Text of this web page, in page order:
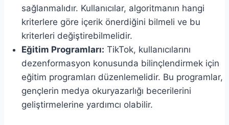
sağlanmalıdır. Kullanıcılar, algoritmanın hangi
kriterlere göre içerik önerdiğini bilmeli ve bu
kriterleri değiştirebilmelidir.
Eğitim Programları: TikTok, kullanıcılarını
dezenformasyon konusunda bilinçlendirmek için
eğitim programları düzenlemelidir. Bu programlar,
gençlerin medya okuryazarlığı becerilerini
geliştirmelerine yardımcı olabilir.